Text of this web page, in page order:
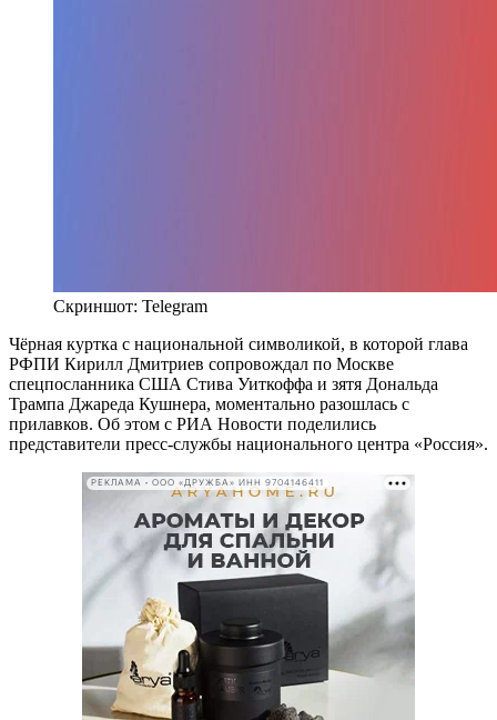
Скриншот: Telegram
Чёрная куртка с национальной символикой, в которой глава
РФПИ Кирилл Дмитриев сопровождал по Москве
спецпосланника США Стива Уиткоффа и зятя Дональда
Трампа Джареда Кушнера, моментально разошлась с
прилавков. Об этом с РИА Новости поделились
представители пресс-службы национального центра «Россия».
РЕКЛАМА • ООО «ДРУЖБА» ИНН 9704146411